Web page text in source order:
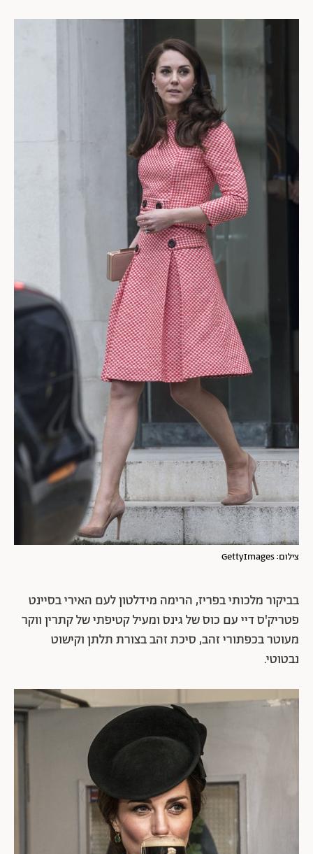
צילום: GettyImages
בביקור מלכותי בפריז, הרימה מידלטון לעם האירי בסיינט
פטריק'ס דיי עם כוס של גינס ומעיל קטיפתי של קתרין ווקר
מעוטר בכפתורי זהב, סיכת זהב בצורת תלתן וקישוט
נבטוטי.